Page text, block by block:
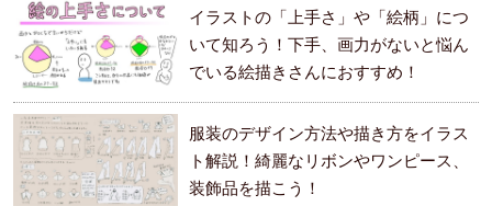
イラストの「上手さ」や「絵柄」につ
いて知ろう！下手、画力がないと悩ん
でいる絵描きさんにおすすめ！
服装のデザイン方法や描き方をイラス
ト解説！綺麗なリボンやワンピース、
装飾品を描こう！